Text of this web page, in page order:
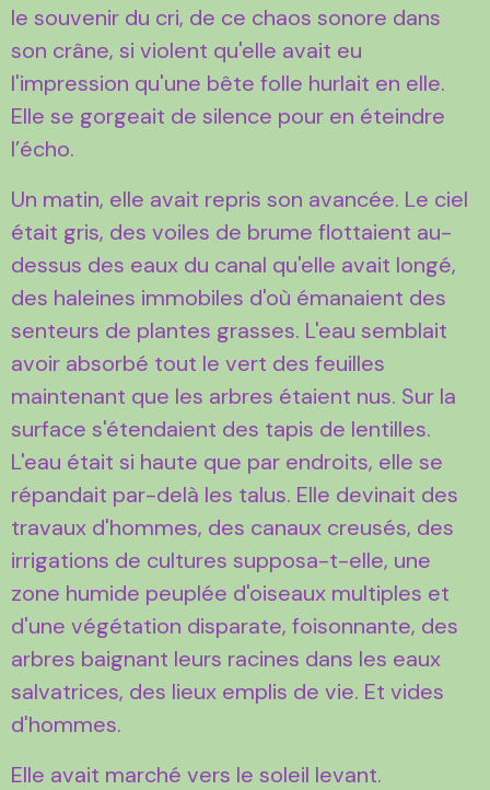
le souvenir du cri, de ce chaos sonore dans
son crâne, si violent qu'elle avait eu
l'impression qu'une bête folle hurlait en elle.
Elle se gorgeait de silence pour en éteindre
l’écho.
Un matin, elle avait repris son avancée. Le ciel
était gris, des voiles de brume flottaient au-
dessus des eaux du canal qu'elle avait longé,
des haleines immobiles d'où émanaient des
senteurs de plantes grasses. L'eau semblait
avoir absorbé tout le vert des feuilles
maintenant que les arbres étaient nus. Sur la
surface s'étendaient des tapis de lentilles.
L'eau était si haute que par endroits, elle se
répandait par-delà les talus. Elle devinait des
travaux d'hommes, des canaux creusés, des
irrigations de cultures supposa-t-elle, une
zone humide peuplée d'oiseaux multiples et
d'une végétation disparate, foisonnante, des
arbres baignant leurs racines dans les eaux
salvatrices, des lieux emplis de vie. Et vides
d'hommes.
Elle avait marché vers le soleil levant.